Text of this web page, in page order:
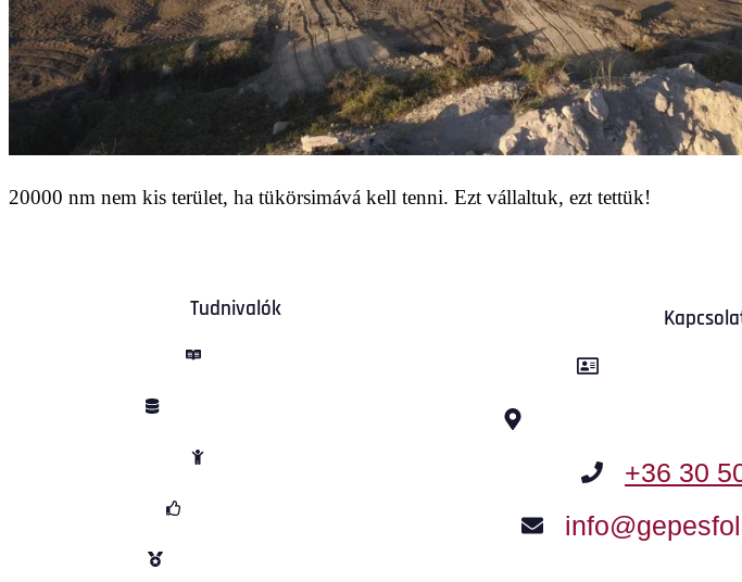
20000 nm nem kis terület, ha tükörsimává kell tenni. Ezt vállaltuk, ezt tettük!
Tudnivalók
+36 30